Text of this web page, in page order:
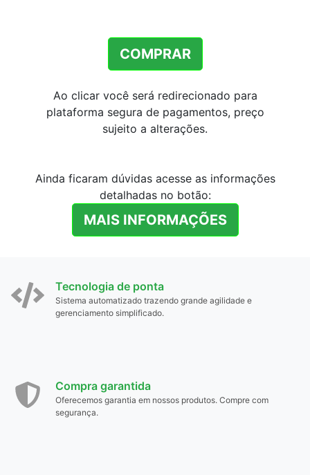
COMPRAR
Ao clicar você será redirecionado para
plataforma segura de pagamentos, preço
sujeito a alterações.
Ainda ficaram dúvidas acesse as informações
detalhadas no botão:
MAIS INFORMAÇÕES
Tecnologia de ponta
Sistema automatizado trazendo grande agilidade e
gerenciamento simplificado.
Compra garantida
Oferecemos garantia em nossos produtos. Compre com
segurança.